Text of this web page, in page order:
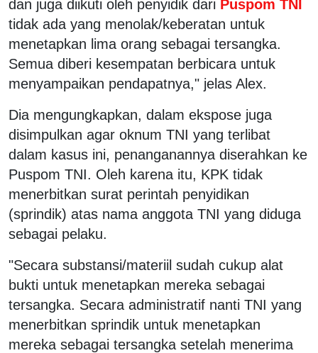
dan juga diikuti oleh penyidik dari Puspom TNI
tidak ada yang menolak/keberatan untuk
menetapkan lima orang sebagai tersangka.
Semua diberi kesempatan berbicara untuk
menyampaikan pendapatnya," jelas Alex.
Dia mengungkapkan, dalam ekspose juga
disimpulkan agar oknum TNI yang terlibat
dalam kasus ini, penanganannya diserahkan ke
Puspom TNI. Oleh karena itu, KPK tidak
menerbitkan surat perintah penyidikan
(sprindik) atas nama anggota TNI yang diduga
sebagai pelaku.
"Secara substansi/materiil sudah cukup alat
bukti untuk menetapkan mereka sebagai
tersangka. Secara administratif nanti TNI yang
menerbitkan sprindik untuk menetapkan
mereka sebagai tersangka setelah menerima